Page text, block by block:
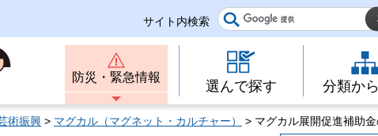
サイト内検索
防災・緊急情報
選んで探す 分類か
術振興 > マグカル（マグネット・カルチャー）
> マグカル展開促進補助